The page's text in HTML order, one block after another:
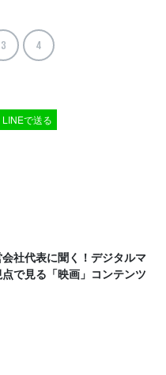
3 4
LINEで送る
社代表に聞く！デジタルマ
で見る「映画」コンテンツ